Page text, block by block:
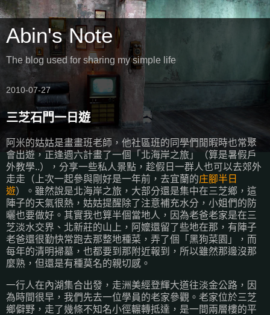
Abin's Note
The blog used for sharing my simple life
2010-07-27
三芝石門一日遊
阿米的姑姑是畫畫班老師，他社區班的同學們閒暇時也常聚
會出遊，正逢週六計畫了一個「北海岸之旅」（算是暑假戶
外教學..），分享一些私人景點，趁假日一群人也可以去郊外
走走（上次一起參與剛好是一年前，去宜蘭的庄腳半日
遊）。雖然說是北海岸之旅，大部分還是集中在三芝鄉，這
陣子的天氣很熱，姑姑提醒除了注意補充水分，小姐們的防
曬也要做好。其實我也算半個當地人，因為老爸老家是在三
芝淡水交界、北新莊的山上，阿嬤還留了些地在那，有陣子
老爸還很勤快常跑去那整地種菜，弄了個「黑狗菜園」，而
每年的清明掃墓，也都要到那附近報到，所以雖然那邊沒那
麼熟，但還是有種莫名的親切感。
一行人在內湖集合出發，走洲美經登輝大道往淡金公路，因
為時間很早，我們先去一位學員的老家參觀。老家位於三芝
鄉僻野，走了幾條不知名小徑輾轉抵達，是一間兩層樓的平